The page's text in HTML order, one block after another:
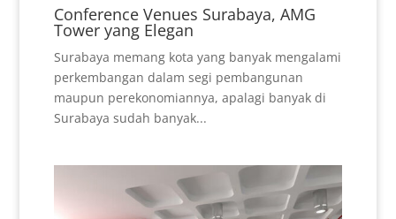
Conference Venues Surabaya, AMG
Tower yang Elegan
Surabaya memang kota yang banyak mengalami
perkembangan dalam segi pembangunan
maupun perekonomiannya, apalagi banyak di
Surabaya sudah banyak...